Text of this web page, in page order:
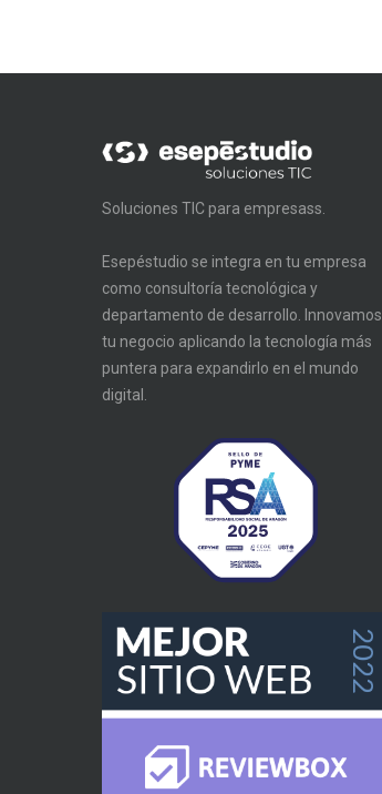
Soluciones TIC para empresass.
Esepéstudio se integra en tu empresa
como consultoría tecnológica y
departamento de desarrollo. Innovamos
tu negocio aplicando la tecnología más
puntera para expandirlo en el mundo
digital.